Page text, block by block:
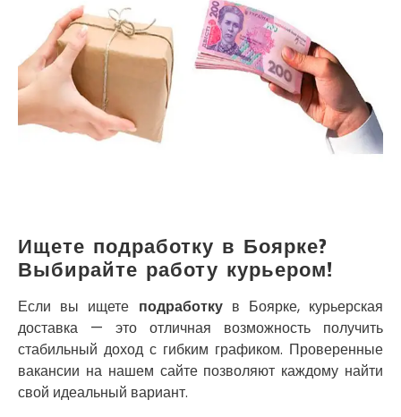
Ищете подработку в Боярке?
Выбирайте работу курьером!
Если вы ищете подработкув Боярке, курьерская
доставка — это отличная возможность получить
стабильный доход с гибким графиком. Проверенные
вакансии на нашем сайте позволяют каждому найти
свой идеальный вариант.
Конотоп
Коростень
Корсунь-Шевченковский
Костополь
Ковель
Красноград
Кропивницкий
Крыховцы
Крюковщина
Крыжановка
Ладыжин
Лесники
Лиманка
Лозовая
Лубны